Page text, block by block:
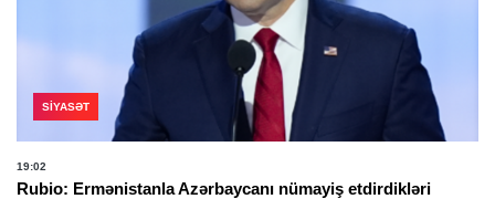
SIYASƏT
19:02
Rubio: Ermənistanla Azərbaycanı nümayiş etdirdikləri